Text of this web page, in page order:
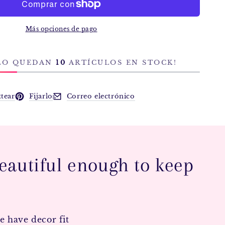
Más opciones de pago
QUEDAN 10 ARTÍCULOS EN STOCK!
nueva.
en una ventana nueva.
Fijarlo
Se abre en una ventana nueva.
Correo electrónico
Se abre en una ventana nueva.
enough to keep
have decor fit